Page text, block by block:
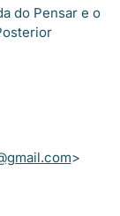
do Pensar e o
>